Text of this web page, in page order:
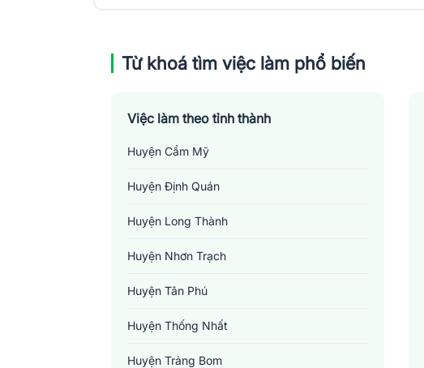
Từ khoá tìm việc làm phổ biến
Việc làm theo tỉnh thành
Huyện Cẩm Mỹ
Huyện Định Quán
Huyện Long Thành
Huyện Nhơn Trạch
Huyện Tân Phú
Huyện Thống Nhất
Huyện Trảng Bom